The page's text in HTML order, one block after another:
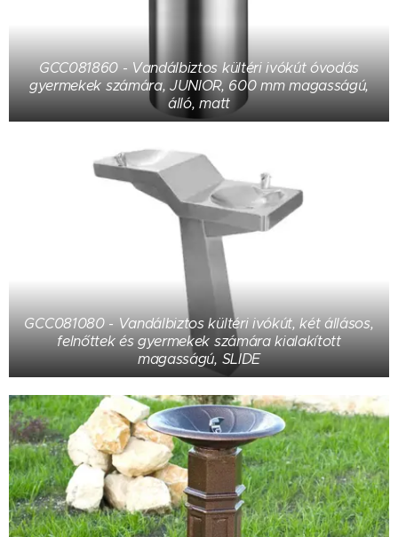
GCC081860 - Vandálbiztos kültéri ivókút óvodás
gyermekek számára, JUNIOR, 600 mm magasságú,
álló, matt
GCC081080 - Vandálbiztos kültéri ivókút, két állásos,
felnőttek és gyermekek számára kialakított
magasságú, SLIDE